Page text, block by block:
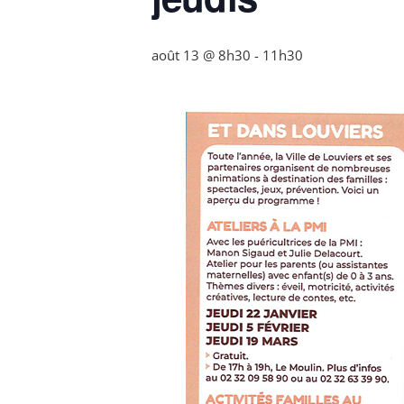
août 13 @ 8h30 - 11h30